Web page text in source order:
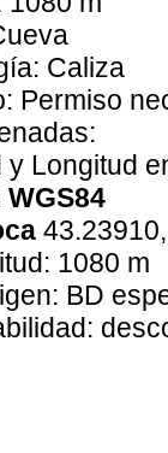
Caliza
Permiso
y Longitud
WGS84
1080 m
BD